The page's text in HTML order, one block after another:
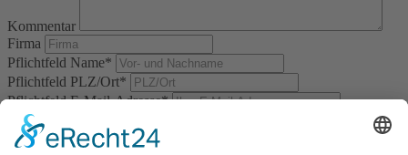
Kommentar
Firma
Pflichtfeld Name*
Pflichtfeld PLZ/Ort*
PflichtfeldE-Mail-Adresse*
Pflichtfeld
rechnen Sie 3 plus 7.